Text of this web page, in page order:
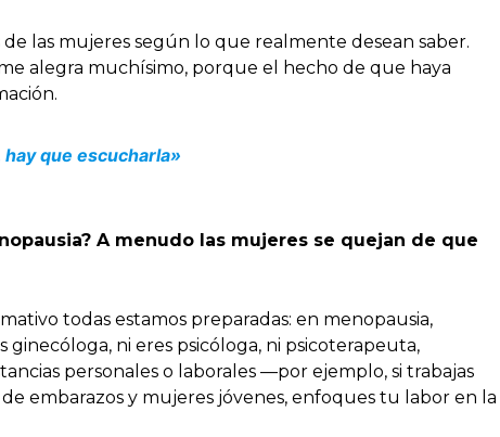
las mujeres según lo que realmente desean saber.
alegra muchísimo, porque el hecho de que haya
que escucharla»
A menudo las mujeres se quejan de que
todas estamos preparadas: en menopausia,
ni eres psicóloga, ni psicoterapeuta,
personales o laborales —por ejemplo, si trabajas
embarazos y mujeres jóvenes, enfoques tu labor en la